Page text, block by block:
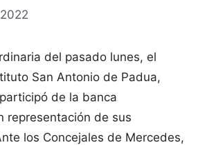
del pasado lunes, el
San Antonio de Padua,
de la banca
representación de sus
los Concejales de Mercedes,